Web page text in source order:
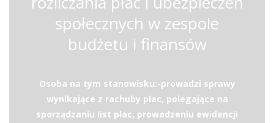
społecznych w zespole
budżetu i finansów
Osoba na tym stanowisku:-prowadzi sprawy
wynikające z rachuby płac, polegające na
sporządzaniu list płac, prowadzeniu ewidencji